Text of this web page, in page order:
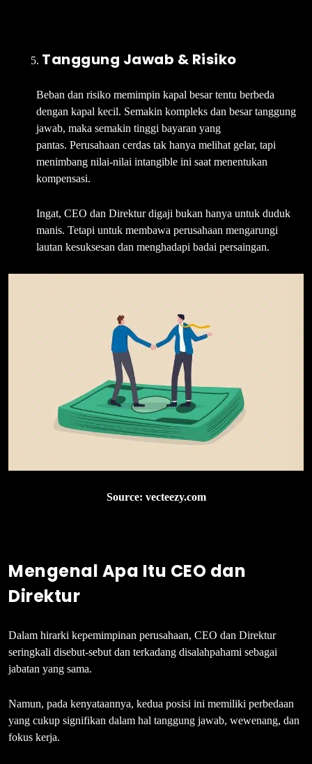
Tanggung Jawab & Risiko
Beban dan risiko memimpin kapal besar tentu berbeda
dengan kapal kecil. Semakin kompleks dan besar tanggung
jawab, maka semakin tinggi bayaran yang
pantas. Perusahaan cerdas tak hanya melihat gelar, tapi
menimbang nilai-nilai intangible ini saat menentukan
kompensasi.
Ingat, CEO dan Direktur digaji bukan hanya untuk duduk
manis. Tetapi untuk membawa perusahaan mengarungi
lautan kesuksesan dan menghadapi badai persaingan.
Source: vecteezy.com
Mengenal Apa Itu CEO dan
Direktur
Dalam hirarki kepemimpinan perusahaan, CEO dan Direktur
seringkali disebut-sebut dan terkadang disalahpahami sebagai
jabatan yang sama.
Namun, pada kenyataannya, kedua posisi ini memiliki perbedaan
yang cukup signifikan dalam hal tanggung jawab, wewenang, dan
fokus kerja.